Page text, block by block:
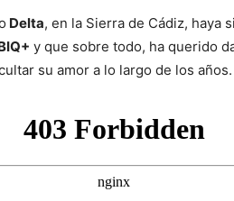
Delta, en la Sierra de Cádiz, haya
y que sobre todo, ha querido
su amor a lo largo de los años.